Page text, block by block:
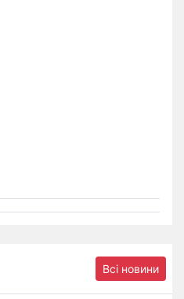
Всі новини